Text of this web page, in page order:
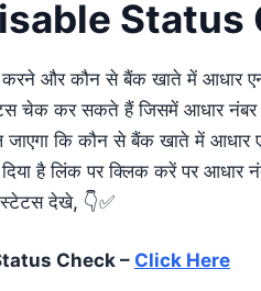
Status
करने और कौन से बैंक खाते में आधार
चेक कर सकते हैं जिसमें आधार नंबर
कि कौन से बैंक खाते में आधार
है लिंक पर क्लिक करें पर आधार
स्टेटस देखे, 👇✅
Check – Click Here